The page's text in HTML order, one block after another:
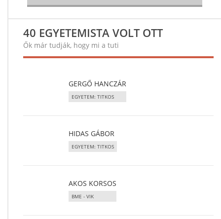
40 EGYETEMISTA VOLT OTT
Ők már tudják, hogy mi a tuti
GERGŐ HANCZÁR
EGYETEM: TITKOS
HIDAS GÁBOR
EGYETEM: TITKOS
AKOS KORSOS
BME - VIK